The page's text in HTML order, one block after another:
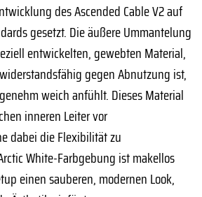
des Ascended Cable V2 auf
gesetzt. Die äußere Ummantelung
entwickelten, gewebten Material,
gegen Abnutzung ist,
weich anfühlt. Dieses Material
inneren Leiter vor
dabei die Flexibilität zu
White-Farbgebung ist makellos
einen sauberen, modernen Look,